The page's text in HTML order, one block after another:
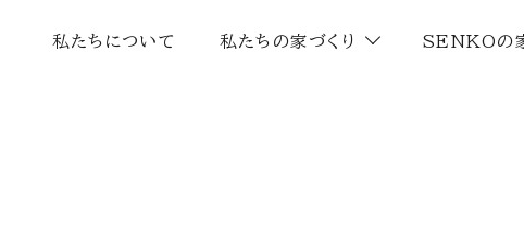
私たちについて 私たちの家づくり SENKOの